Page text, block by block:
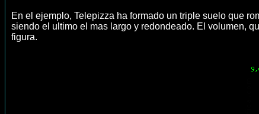
En el ejemplo, Telepizza ha formado un triple suelo que
siendo el ultimo el mas largo y redondeado. El volumen,
figura.